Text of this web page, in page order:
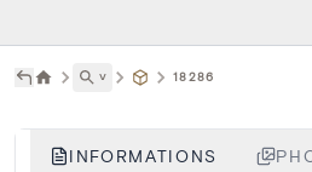
˅ 18286
INFORMATIONS